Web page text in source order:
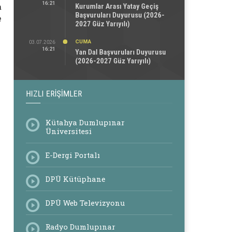
16:21
Kurumlar Arası Yatay Geçiş
Başvuruları Duyurusu (2026-
2027 Güz Yarıyılı)
03.07.2026
16:21
CUMA
Yan Dal Başvuruları Duyurusu
(2026-2027 Güz Yarıyılı)
HIZLI ERIŞIMLER
Kütahya Dumlupınar
Üniversitesi
E-Dergi Portalı
DPÜ Kütüphane
DPÜ Web Televizyonu
Radyo Dumlupınar